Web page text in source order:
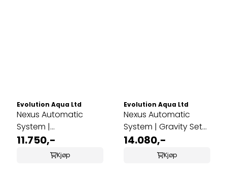
Evolution Aqua Ltd
Nexus Automatic
System |
Pumpematet Oppset
(220+320)
11.750,-
Kjøp
Evolution Aqua Ltd
Nexus Automatic
System | Gravity Set
Up (200 body)
14.080,-
Kjøp